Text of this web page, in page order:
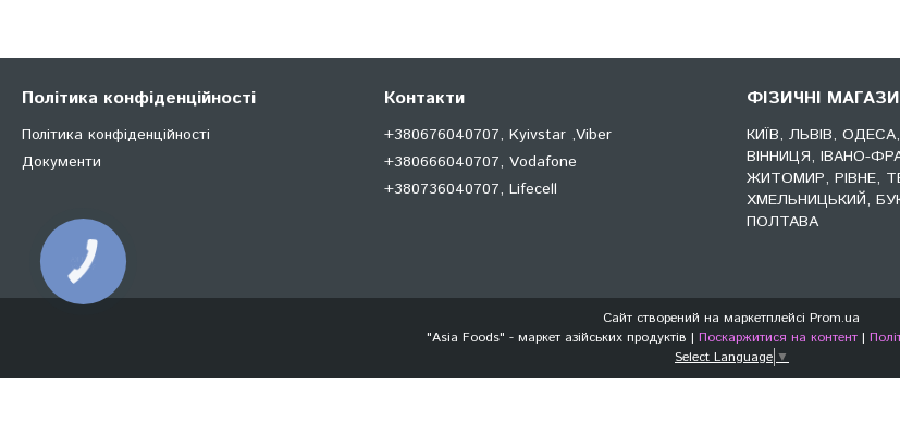
Політика конфіденційності
Політика конфіденційності
Документи
Контакти
+380676040707, Kyivstar ,Viber
+380666040707, Vodafone
+380736040707, Lifecell
ФІЗИЧНІ
КИЇВ, ЛЬВІВ,
ВІННИЦЯ, ІВАНО-
ЖИТОМИР, РІВНЕ,
ХМЕЛЬНИЦЬКИЙ,
ПОЛТАВА
Сайт створений на маркетплейсі Prom.ua
"Asia Foods" - маркет азійських продуктів | Поскаржитися на контент |
Select Language ▼